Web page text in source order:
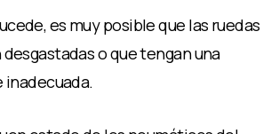
es muy posible que las ruedas
o que tengan una
inadecuada.